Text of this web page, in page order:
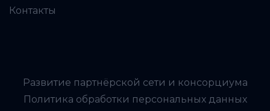
Контакты
Развитие партнёрской сети и консорциума
Политика обработки персональных данных